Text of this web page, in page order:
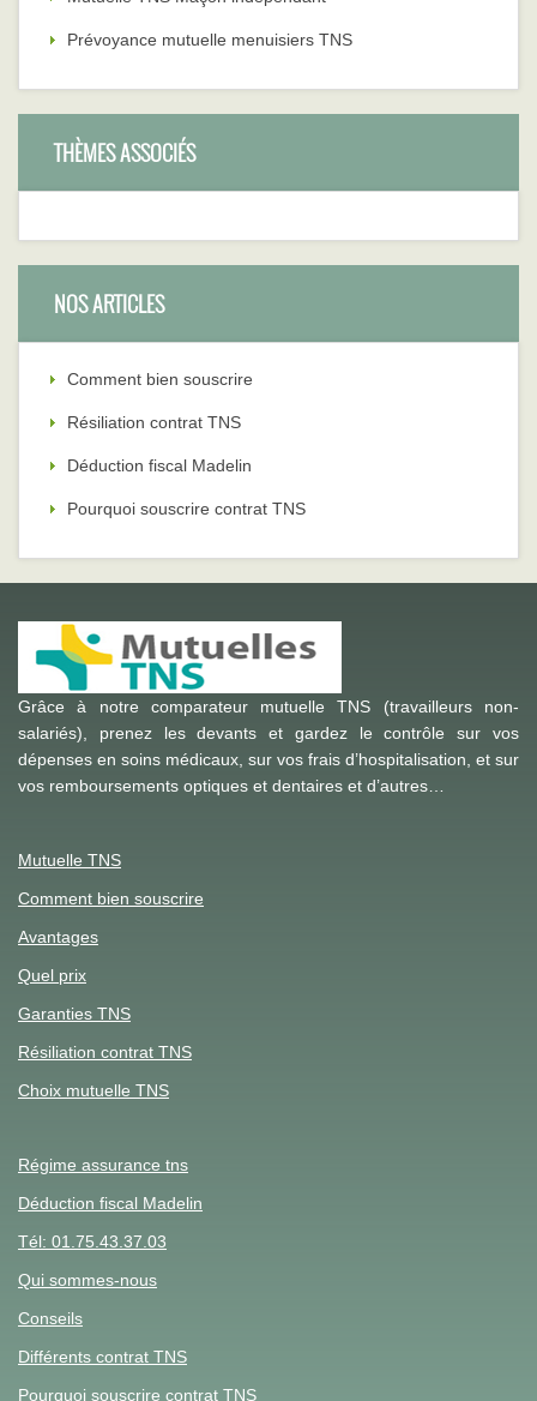
Prévoyance mutuelle menuisiers TNS
THÈMES ASSOCIÉS
NOS ARTICLES
Comment bien souscrire
Résiliation contrat TNS
Déduction fiscal Madelin
Pourquoi souscrire contrat TNS
Grâce à notre comparateur mutuelle TNS (travailleurs non-
salariés), prenez les devants et gardez le contrôle sur vos
dépenses en soins médicaux, sur vos frais d’hospitalisation, et sur
vos remboursements optiques et dentaires et d’autres…
Mutuelle TNS
Comment bien souscrire
Avantages
Quel prix
Garanties TNS
Résiliation contrat TNS
Choix mutuelle TNS
Régime assurance tns
Déduction fiscal Madelin
Tél: 01.75.43.37.03
Qui sommes-nous
Conseils
Différents contrat TNS
Pourquoi souscrire contrat TNS